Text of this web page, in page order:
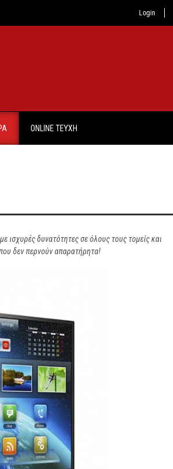
Login
ONLINE TEYXH
ισχυρές δυνατότητες σε όλους τους τομείς και
δεν περνούν απαρατήρητα!